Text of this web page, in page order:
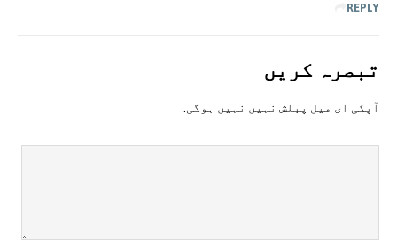
REPLY
تبصرہ کريں
آپکی ای ميل پبلش نہيں نہيں ہوگی.